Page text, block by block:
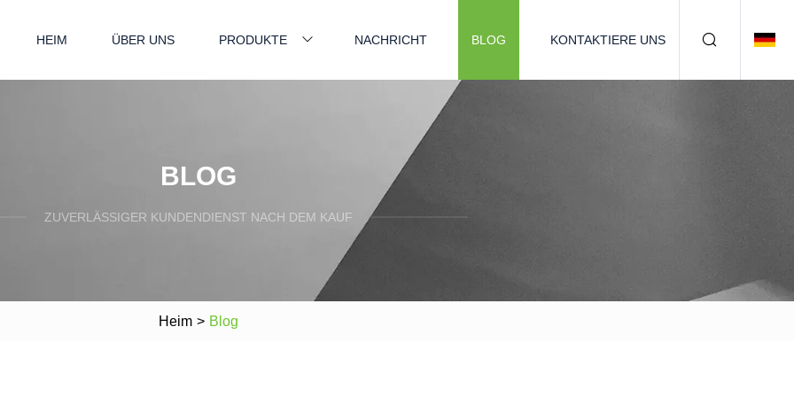
HEIM ÜBER UNS PRODUKTE NACHRICHT BLOG KONTAKTIERE UNS
BLOG
ZUVERLÄSSIGER KUNDENDIENST NACH DEM KAUF
Heim > Blog